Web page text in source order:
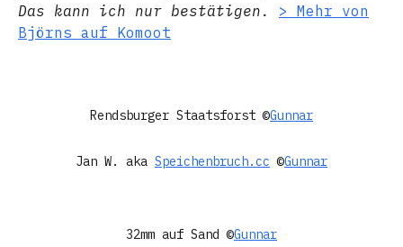
Das kann ich nur bestätigen. > Mehr von
Björns auf Komoot
Rendsburger Staatsforst ©Gunnar
Jan W. aka Speichenbruch.cc ©Gunnar
32mm auf Sand ©Gunnar